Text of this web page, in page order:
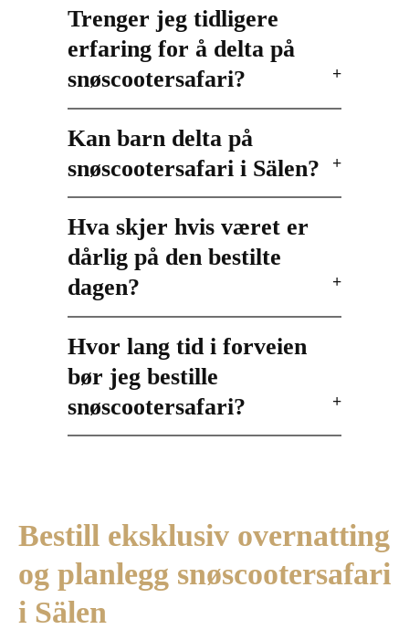
Trenger jeg tidligere
erfaring for å delta på
snøscootersafari?
Kan barn delta på
snøscootersafari i Sälen?
Hva skjer hvis været er
dårlig på den bestilte
dagen?
Hvor lang tid i forveien
bør jeg bestille
snøscootersafari?
Bestill eksklusiv overnatting
og planlegg snøscootersafari
i Sälen